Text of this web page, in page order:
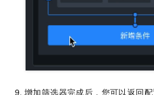
增加筛选器完成后，您可以返回